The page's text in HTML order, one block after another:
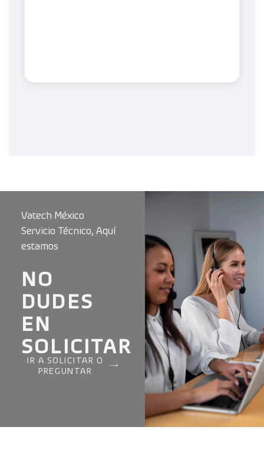
Vatech México
Servicio Técnico, Aquí
estamos
NO
DUDES
EN
SOLICITAR
IR A SOLICITAR O
PREGUNTAR